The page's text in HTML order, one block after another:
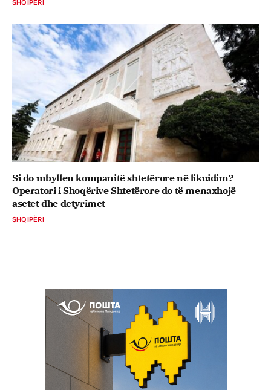
SHQIPËRI
Si do mbyllen kompanitë shtetërore në likuidim?
Operatori i Shoqërive Shtetërore do të menaxhojë
asetet dhe detyrimet
SHQIPËRI